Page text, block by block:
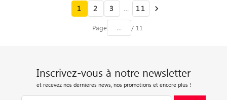
1 2 3 … 11 
Page / 11
Inscrivez-vous à notre newsletter
et recevez nos dernieres news, nos promotions et encore plus !